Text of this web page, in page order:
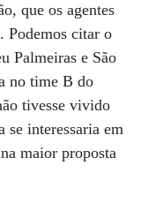
que os agentes
Podemos citar o
Palmeiras e São
no time B do
tivesse vivido
se interessaria em
maior proposta